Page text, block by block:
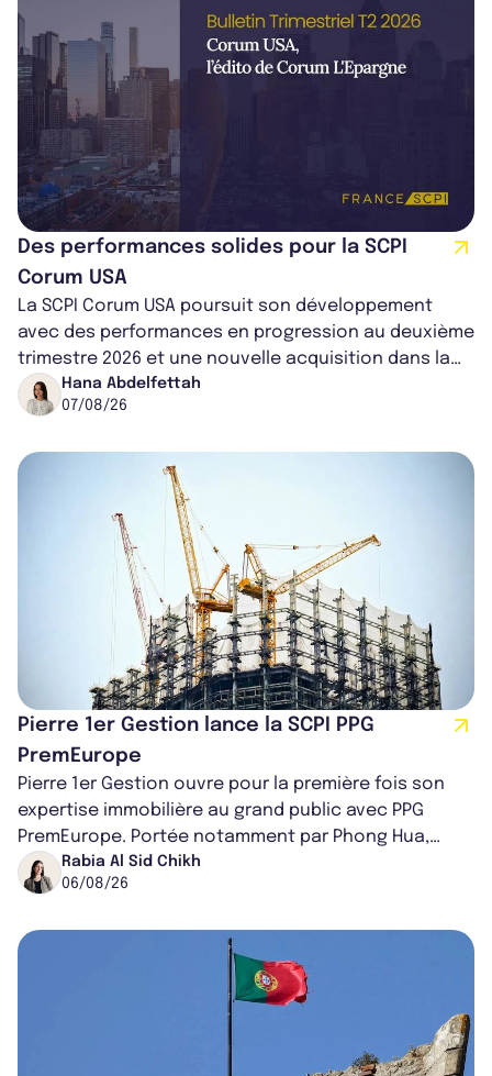
Des performances solides pour la SCPI
Corum USA
La SCPI Corum USA poursuit son développement
avec des performances en progression au deuxième
trimestre 2026 et une nouvelle acquisition dans la
région de Chicago. Entre hausse de...
Hana Abdelfettah
07/08/26
Pierre 1er Gestion lance la SCPI PPG
PremEurope
Pierre 1er Gestion ouvre pour la première fois son
expertise immobilière au grand public avec PPG
PremEurope. Portée notamment par Phong Hua,
ancien directeur des investissements d...
Rabia Al Sid Chikh
06/08/26